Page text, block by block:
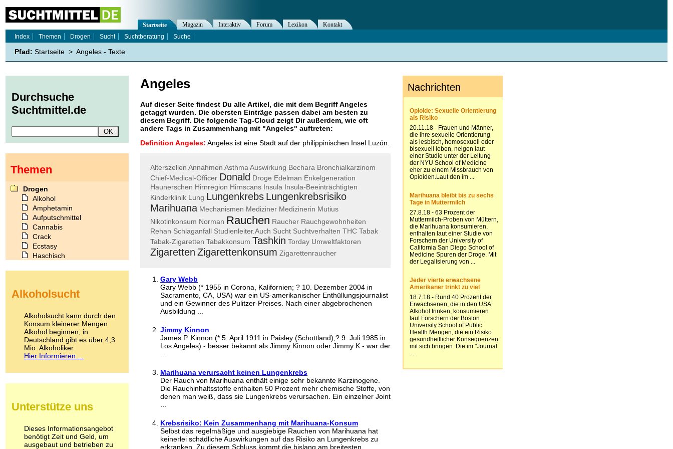
Angeles
Auf dieser Seite findest Du alle Artikel, die mit dem BegriffAngeles
getaggt wurden. Die obersten Einträge passen dabei am besten zu
diesem Begriff. Die folgende Tag-Cloud zeigt Dir außerdem, wie oft
andere Tags in Zusammenhang mit "Angeles" auftreten:
Definition Angeles: Angeles ist eine Stadt auf der philippinischen Insel Luzón.
Alterszellen Annahmen Asthma Auswirkung Bechara Bronchialkarzinom
Chief-Medical-Officer Donald Droge Edelman Enkelgeneration
Haunerschen Hirnregion Hirnscans Insula Insula-Beeinträchtigten
Kinderklinik Lung Lungenkrebs Lungenkrebsrisiko
Marihuana Mechanismen Mediziner Medizinerin Mutius
Nikotinkonsum Norman Rauchen Raucher Rauchgewohnheiten
Rehan Schlaganfall Studienleiter.Auch Sucht Suchtverhalten THC Tabak
Tabak-Zigaretten Tabakkonsum Tashkin Torday Umweltfaktoren
Zigaretten Zigarettenkonsum Zigarettenraucher
Gary Webb
Gary Webb (* 1955 in Corona, Kalifornien; ? 10. Dezember 2004 in
Sacramento, CA, USA) war ein US-amerikanischer Enthüllungsjournalist
und ein Gewinner des Pulitzer-Preises. Nach einer abgebrochenen
Ausbildung ...
Jimmy Kinnon
James P. Kinnon (* 5. April 1911 in Paisley (Schottland);? 9. Juli 1985 in
Los Angeles) - besser bekannt als Jimmy Kinnon oder Jimmy K - war der
Marihuana verursacht keinen Lungenkrebs
Der Rauch von Marihuana enthält einige sehr bekannte Karzinogene.
Die Rauchinhaltsstoffe enthalten 50 Prozent mehr chemische Stoffe, von
denen man weiß, dass sie Lungenkrebs verursachen. Ein einzelner Joint
Krebsrisiko: Kein Zusammenhang mit Marihuana-Konsum
Selbst das regelmäßige und ausgiebige Rauchen von Marihuana hat
keinerlei schädliche Auswirkungen auf das Risiko an Lungenkrebs zu
erkranken. Zu diesem Schluss kommt die bislang am breitesten
Startseite Magazin Interaktiv Forum Lexikon
Kontakt
Index
Themen Drogen Sucht Suchtberatung Suche
Pfad: Startseite > Angeles - Texte
Durchsuche
Suchtmittel.de
Themen
Drogen
Alkohol
Amphetamin
Aufputschmittel
Cannabis
Crack
Ecstasy
Haschisch
Kokain
LSD
Marihuana
Medikamente
Meskalin
Metamphetamin
Methadon
Pilze
Psychopharmaka
Schlafmittel
Schmerzmittel
Alkoholsucht
Alkoholsucht kann durch den
Konsum kleinerer Mengen
Alkohol beginnen, in
Deutschland gibt es über 4,3
Mio. Alkoholiker.
Hier Informieren ...
Unterstütze uns
Dieses Informationsangebot
benötigt Zeit und Geld, um
ausgebaut und betrieben zu